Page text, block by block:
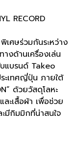
RECORD
ศษร่วมกันระหว่าง
งด้านเครื่องเล่น
แบรนด์ Takeo
ะเทศญี่ปุ่น ภายใต้
ด้วยวัสดุโลหะ
ะเสื้อผ้า เพื่อช่วย
มีกิมมิกที่น่าสนใจ